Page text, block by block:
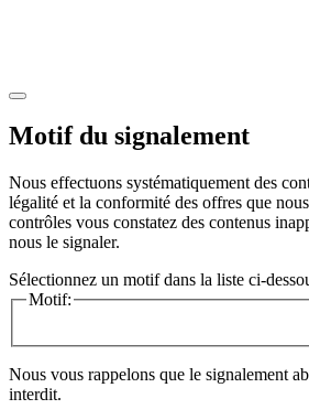
Motif du signalement
Nous effectuons systématiquement des
légalité et la conformité des offres que
contrôles vous constatez des contenus
nous le signaler.
Sélectionnez un motif dans la liste ci-
Motif:
Nous vous rappelons que le signalement
interdit.